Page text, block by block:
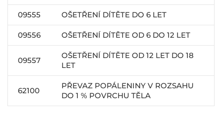
09555 OŠETŘENÍ DÍTĚTE DO 6 LET
09556 OŠETŘENÍ DÍTĚTE OD 6 DO 12 LET
09557
OŠETŘENÍ DÍTĚTE OD 12 LET DO 18
LET
62100
PŘEVAZ POPÁLENINY V ROZSAHU
DO 1 % POVRCHU TĚLA